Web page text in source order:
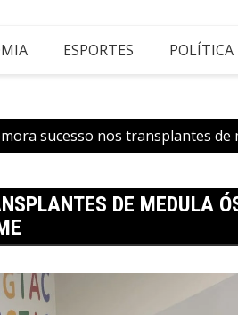
ESPORTES POLÍTICA
sucesso nos transplantes
DE MEDULA